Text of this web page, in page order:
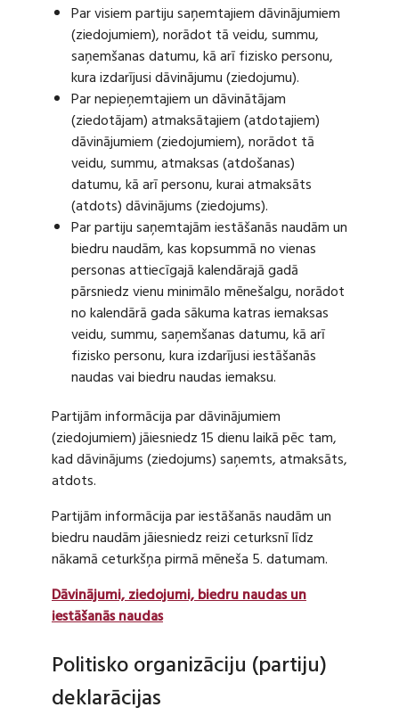
Par visiem partiju saņemtajiem dāvinājumiem
(ziedojumiem), norādot tā veidu, summu,
saņemšanas datumu, kā arī fizisko personu,
kura izdarījusi dāvinājumu (ziedojumu).
Par nepieņemtajiem un dāvinātājam
(ziedotājam) atmaksātajiem (atdotajiem)
dāvinājumiem (ziedojumiem), norādot tā
veidu, summu, atmaksas (atdošanas)
datumu, kā arī personu, kurai atmaksāts
(atdots) dāvinājums (ziedojums).
Par partiju saņemtajām iestāšanās naudām un
biedru naudām, kas kopsummā no vienas
personas attiecīgajā kalendārajā gadā
pārsniedz vienu minimālo mēnešalgu, norādot
no kalendārā gada sākuma katras iemaksas
veidu, summu, saņemšanas datumu, kā arī
fizisko personu, kura izdarījusi iestāšanās
naudas vai biedru naudas iemaksu.
Partijām informācija par dāvinājumiem
(ziedojumiem) jāiesniedz 15 dienu laikā pēc tam,
kad dāvinājums (ziedojums) saņemts, atmaksāts,
atdots.
Partijām informācija par iestāšanās naudām un
biedru naudām jāiesniedz reizi ceturksnī līdz
nākamā ceturkšņa pirmā mēneša 5. datumam.
Dāvinājumi, ziedojumi, biedru naudas un
iestāšanās naudas
Politisko organizāciju (partiju)
deklarācijas